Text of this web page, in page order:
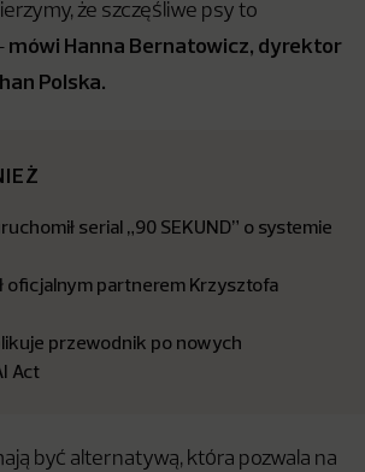
że szczęśliwe psy to
mówi Hanna Bernatowicz, dyrektor
Polska.
serial „90 SEKUND” o systemie
oficjalnym partnerem Krzysztofa
przewodnik po nowych
Act
być alternatywą, która pozwala na